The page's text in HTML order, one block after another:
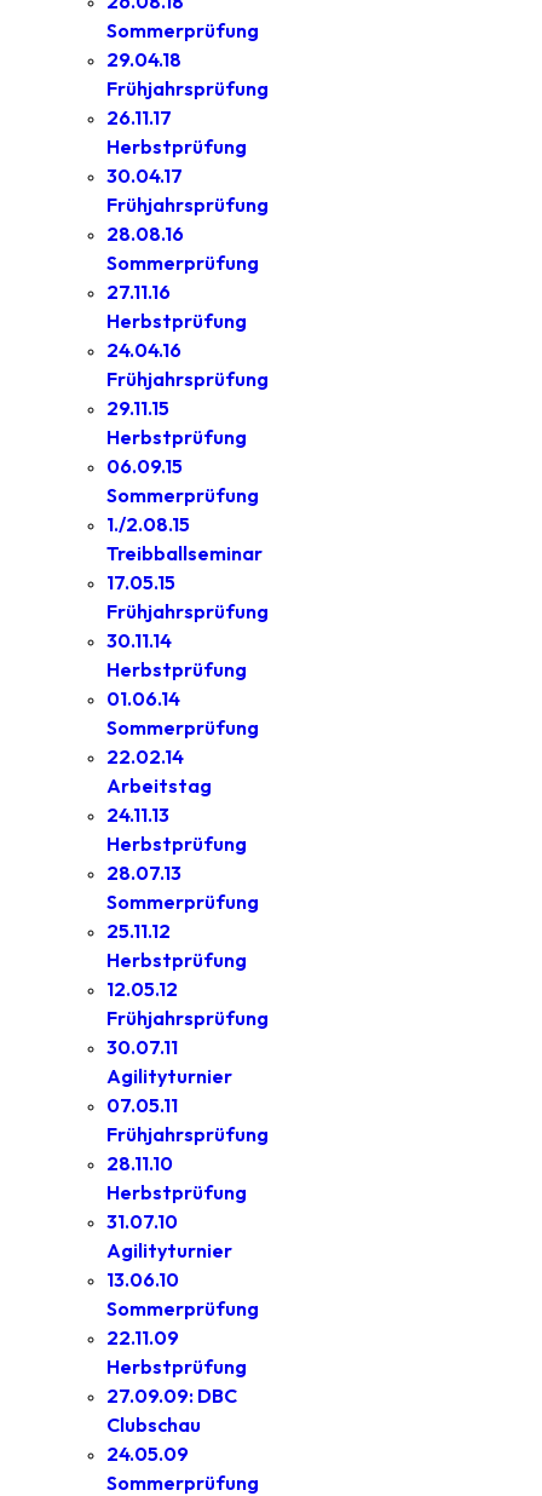
Sommerprüfung
29.04.18
Frühjahrsprüfung
26.11.17
Herbstprüfung
30.04.17
Frühjahrsprüfung
28.08.16
Sommerprüfung
27.11.16
Herbstprüfung
24.04.16
Frühjahrsprüfung
29.11.15
Herbstprüfung
06.09.15
Sommerprüfung
1./2.08.15
Treibballseminar
17.05.15
Frühjahrsprüfung
30.11.14
Herbstprüfung
01.06.14
Sommerprüfung
22.02.14
Arbeitstag
24.11.13
Herbstprüfung
28.07.13
Sommerprüfung
25.11.12
Herbstprüfung
12.05.12
Frühjahrsprüfung
30.07.11
Agilityturnier
07.05.11
Frühjahrsprüfung
28.11.10
Herbstprüfung
31.07.10
Agilityturnier
13.06.10
Sommerprüfung
22.11.09
Herbstprüfung
27.09.09: DBC
Clubschau
24.05.09
Sommerprüfung